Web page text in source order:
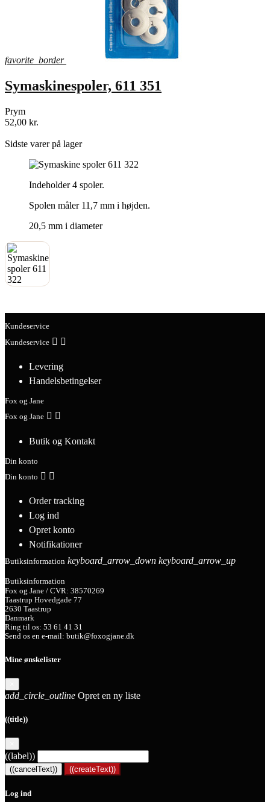
favorite_border
Symaskinespoler, 611 351
Prym
52,00 kr.
Sidste varer på lager
Indeholder 4 spoler.
Spolen måler 11,7 mm i højden.
20,5 mm i diameter
Kundeservice
Kundeservice  
Levering
Handelsbetingelser
Fox og Jane
Fox og Jane  
Butik og Kontakt
Din konto
Din konto  
Order tracking
Log ind
Opret konto
Notifikationer
Butiksinformation keyboard_arrow_down keyboard_arrow_up
Butiksinformation
Fox og Jane / CVR: 38570269
Taastrup Hovedgade 77
2630 Taastrup
Danmark
Ring til os: 53 61 41 31
Send os en e-mail: butik@foxogjane.dk
Mine ønskelister
add_circle_outline Opret en ny liste
((title))
((label))
((cancelText)) ((createText))
Log ind